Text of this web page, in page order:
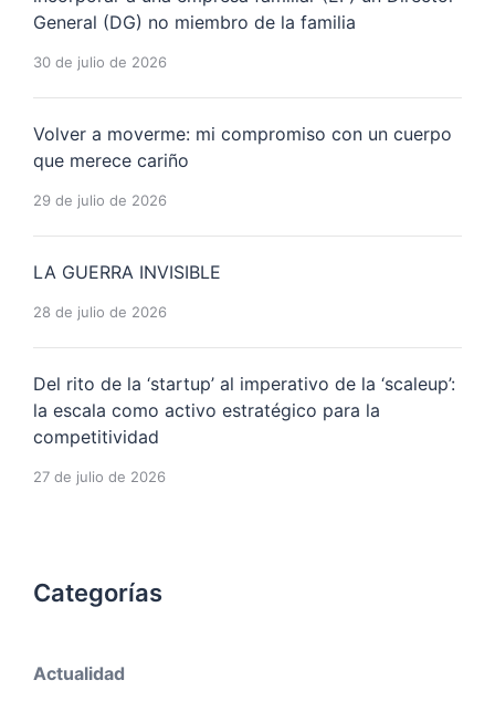
General (DG) no miembro de la familia
30 de julio de 2026
Volver a moverme: mi compromiso con un cuerpo
que merece cariño
29 de julio de 2026
LA GUERRA INVISIBLE
28 de julio de 2026
Del rito de la ‘startup’ al imperativo de la ‘scaleup’:
la escala como activo estratégico para la
competitividad
27 de julio de 2026
Categorías
Actualidad